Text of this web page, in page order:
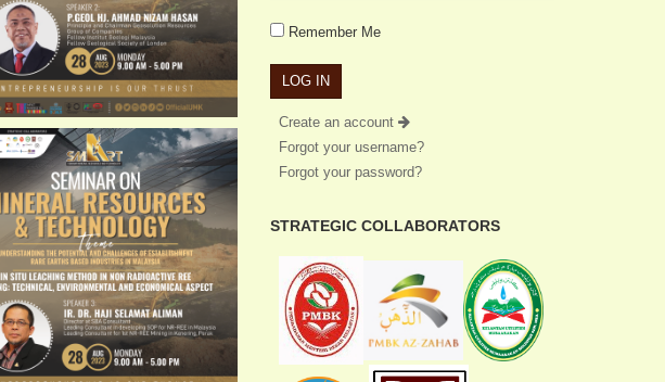
Remember Me
Create an account
Forgot your username?
Forgot your password?
STRATEGIC COLLABORATORS